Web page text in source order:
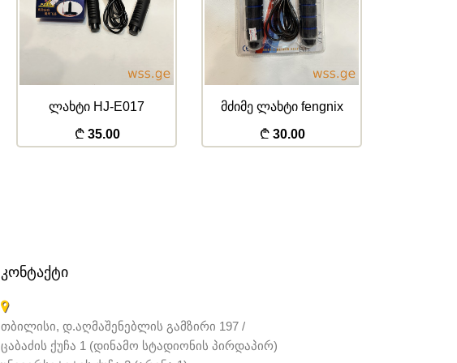
ლახტი HJ-E017
35.00
მძიმე ლახტი fengnix
30.00
ᲙᲝᲜᲢᲐᲥᲢᲘ
თბილისი, დ.აღმაშენებლის გამზირი 197 /
ცაბაძის ქუჩა 1 (დინამო სტადიონის პირდაპირ)